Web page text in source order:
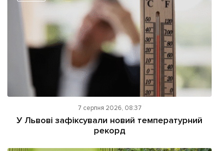
7 серпня 2026, 08:37
У Львові зафіксували новий температурний
рекорд